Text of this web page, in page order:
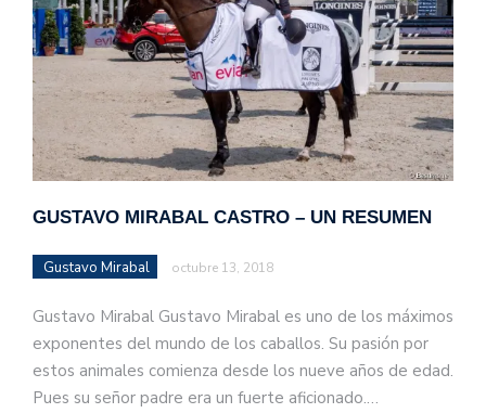
GUSTAVO MIRABAL CASTRO – UN RESUMEN
Gustavo Mirabal octubre 13, 2018
Gustavo Mirabal Gustavo Mirabal es uno de los máximos
exponentes del mundo de los caballos. Su pasión por
estos animales comienza desde los nueve años de edad.
Pues su señor padre era un fuerte aficionado.…